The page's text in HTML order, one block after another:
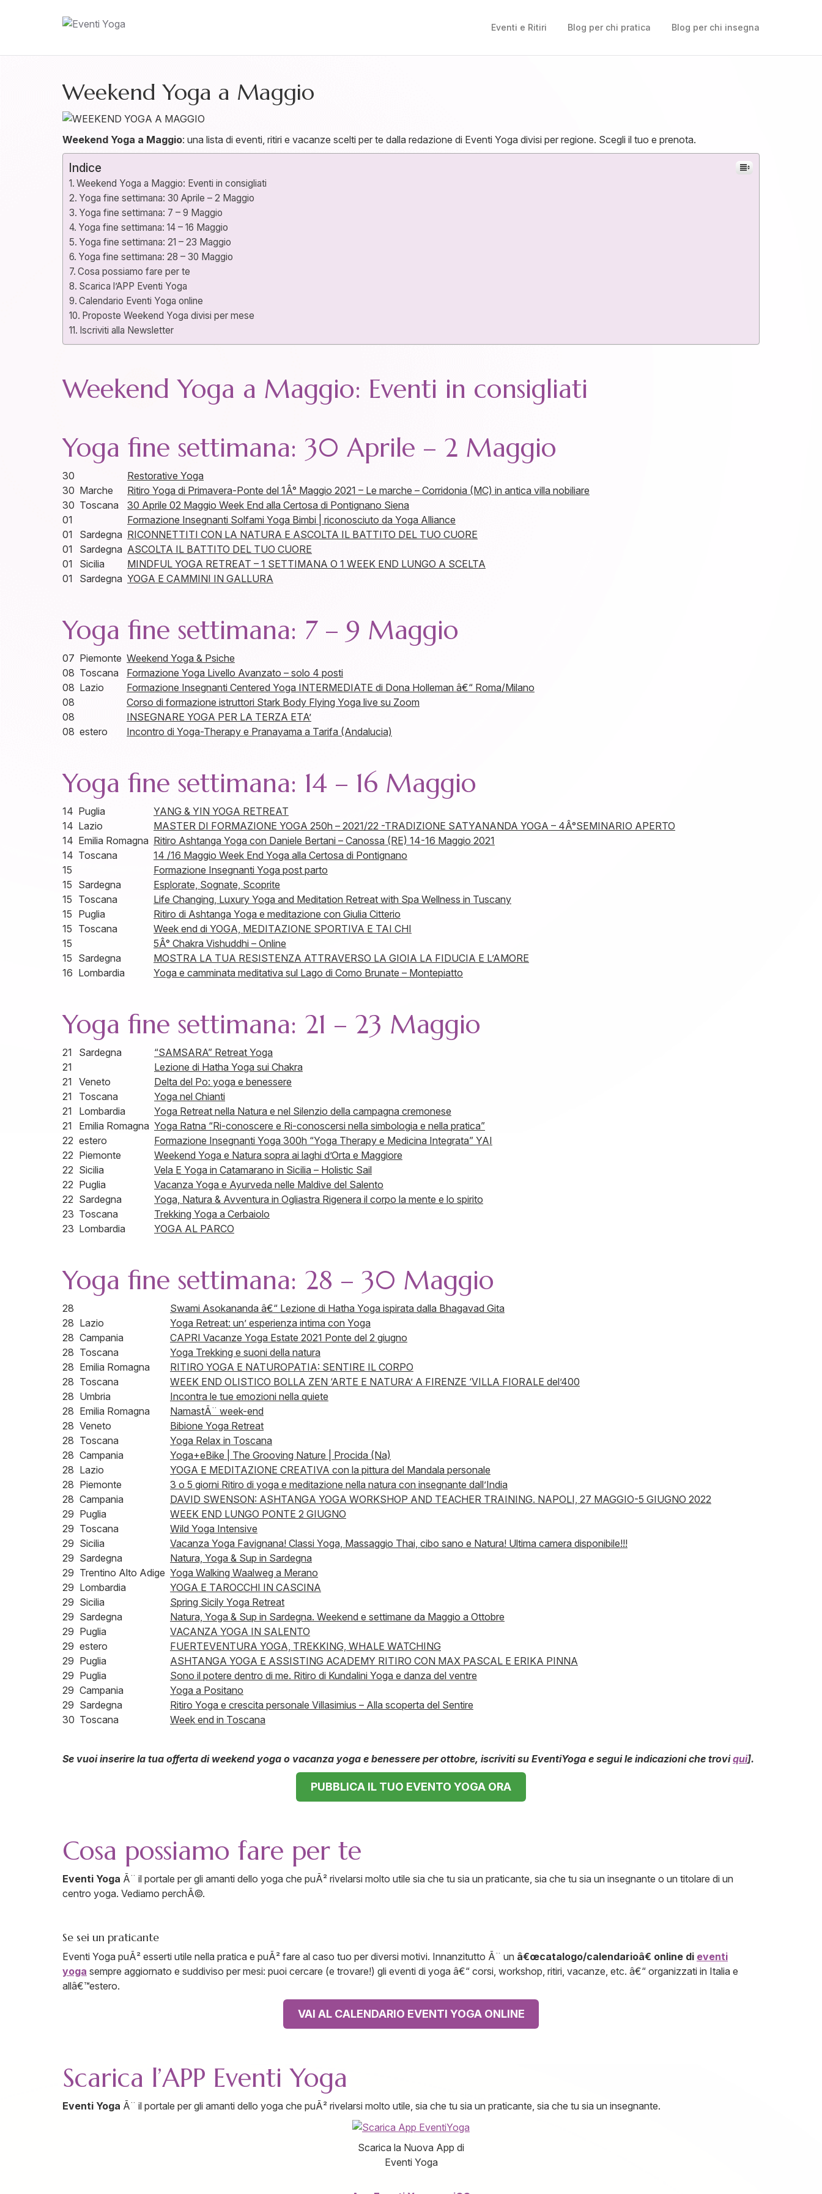
Eventi e Ritiri Blog per chi pratica Blog per chi insegna
Weekend Yoga a Maggio
Weekend Yoga a Maggio: una lista di eventi, ritiri e vacanze scelti per te dalla redazione di Eventi Yoga divisi per regione. Scegli il tuo e prenota.
Indice
Weekend Yoga a Maggio: Eventi in consigliati
Yoga fine settimana: 30 Aprile – 2 Maggio
Yoga fine settimana: 7 – 9 Maggio
Yoga fine settimana: 14 – 16 Maggio
Yoga fine settimana: 21 – 23 Maggio
Yoga fine settimana: 28 – 30 Maggio
Cosa possiamo fare per te
Scarica l’APP Eventi Yoga
Calendario Eventi Yoga online
Proposte Weekend Yoga divisi per mese
Iscriviti alla Newsletter
Weekend Yoga a Maggio: Eventi in consigliati
Yoga fine settimana: 30 Aprile – 2 Maggio
30
Restorative Yoga
30 Marche
Ritiro Yoga di Primavera-Ponte del 1Â° Maggio 2021 – Le marche – Corridonia (MC) in antica villa nobiliare
30 Toscana
30 Aprile 02 Maggio Week End alla Certosa di Pontignano Siena
01
Formazione Insegnanti Solfami Yoga Bimbi | riconosciuto da Yoga Alliance
01
Sardegna RICONNETTITI CON LA NATURA E ASCOLTA IL BATTITO DEL TUO CUORE
01
Sardegna ASCOLTA IL BATTITO DEL TUO CUORE
01
Sicilia
MINDFUL YOGA RETREAT – 1 SETTIMANA O 1 WEEK END LUNGO A SCELTA
01
Sardegna YOGA E CAMMINI IN GALLURA
Yoga fine settimana: 7 – 9 Maggio
07 Piemonte Weekend Yoga & Psiche
08 Toscana
Formazione Yoga Livello Avanzato – solo 4 posti
08 Lazio
Formazione Insegnanti Centered Yoga INTERMEDIATE di Dona Holleman â€“ Roma/Milano
08
Corso di formazione istruttori Stark Body Flying Yoga live su Zoom
08
INSEGNARE YOGA PER LA TERZA ETA’
08 estero Incontro di Yoga-Therapy e Pranayama a Tarifa (Andalucia)
Yoga fine settimana: 14 – 16 Maggio
14 Puglia
YANG & YIN YOGA RETREAT
14 Lazio
MASTER DI FORMAZIONE YOGA 250h – 2021/22 -TRADIZIONE SATYANANDA YOGA – 4Â°SEMINARIO APERTO
14 Emilia Romagna Ritiro Ashtanga Yoga con Daniele Bertani – Canossa (RE) 14-16 Maggio 2021
14 Toscana
14 /16 Maggio Week End Yoga alla Certosa di Pontignano
15
Formazione Insegnanti Yoga post parto
15 Sardegna
Esplorate, Sognate, Scoprite
15 Toscana
Life Changing, Luxury Yoga and Meditation Retreat with Spa Wellness in Tuscany
15 Puglia
Ritiro di Ashtanga Yoga e meditazione con Giulia Citterio
15 Toscana
Week end di YOGA, MEDITAZIONE SPORTIVA E TAI CHI
15
5Â° Chakra Vishuddhi – Online
15 Sardegna
MOSTRA LA TUA RESISTENZA ATTRAVERSO LA GIOIA LA FIDUCIA E L’AMORE
16 Lombardia Yoga e camminata meditativa sul Lago di Como Brunate – Montepiatto
Yoga fine settimana: 21 – 23 Maggio
21 Sardegna
“SAMSARA” Retreat Yoga
21
Lezione di Hatha Yoga sui Chakra
21 Veneto
Delta del Po: yoga e benessere
21
Toscana
Yoga nel Chianti
21
Lombardia
Yoga Retreat nella Natura e nel Silenzio della campagna cremonese
21
Emilia Romagna Yoga Ratna “Ri-conoscere e Ri-conoscersi nella simbologia e nella pratica”
22 estero
Formazione Insegnanti Yoga 300h “Yoga Therapy e Medicina Integrata” YAI
22 Piemonte
Weekend Yoga e Natura sopra ai laghi d’Orta e Maggiore
22 Sicilia
Vela E Yoga in Catamarano in Sicilia – Holistic Sail
22 Puglia
Vacanza Yoga e Ayurveda nelle Maldive del Salento
22 Sardegna
Yoga, Natura & Avventura in Ogliastra Rigenera il corpo la mente e lo spirito
23 Toscana
Trekking Yoga a Cerbaiolo
23 Lombardia YOGA AL PARCO
Yoga fine settimana: 28 – 30 Maggio
28
Swami Asokananda â€“ Lezione di Hatha Yoga ispirata dalla Bhagavad Gita
28 Lazio
Yoga Retreat: un’ esperienza intima con Yoga
28 Campania
CAPRI Vacanze Yoga Estate 2021 Ponte del 2 giugno
28 Toscana
Yoga Trekking e suoni della natura
28 Emilia Romagna
RITIRO YOGA E NATUROPATIA: SENTIRE IL CORPO
28 Toscana
WEEK END OLISTICO BOLLA ZEN ‘ARTE E NATURA’ A FIRENZE ‘VILLA FIORALE del’400
28 Umbria
Incontra le tue emozioni nella quiete
28 Emilia Romagna
NamastÃ¨ week-end
28 Veneto
Bibione Yoga Retreat
28 Toscana
Yoga Relax in Toscana
28 Campania
Yoga+eBike | The Grooving Nature | Procida (Na)
28 Lazio
YOGA E MEDITAZIONE CREATIVA con la pittura del Mandala personale
28 Piemonte
3 o 5 giorni Ritiro di yoga e meditazione nella natura con insegnante dall’India
28 Campania
DAVID SWENSON: ASHTANGA YOGA WORKSHOP AND TEACHER TRAINING. NAPOLI, 27 MAGGIO-5 GIUGNO 2022
29 Puglia
WEEK END LUNGO PONTE 2 GIUGNO
29 Toscana
Wild Yoga Intensive
29 Sicilia
Vacanza Yoga Favignana! Classi Yoga, Massaggio Thai, cibo sano e Natura! Ultima camera disponibile!!!
29 Sardegna
Natura, Yoga & Sup in Sardegna
29 Trentino Alto Adige Yoga Walking Waalweg a Merano
29 Lombardia
YOGA E TAROCCHI IN CASCINA
29 Sicilia
Spring Sicily Yoga Retreat
29 Sardegna
Natura, Yoga & Sup in Sardegna. Weekend e settimane da Maggio a Ottobre
29 Puglia
VACANZA YOGA IN SALENTO
29 estero
FUERTEVENTURA YOGA, TREKKING, WHALE WATCHING
29 Puglia
ASHTANGA YOGA E ASSISTING ACADEMY RITIRO CON MAX PASCAL E ERIKA PINNA
29 Puglia
Sono il potere dentro di me. Ritiro di Kundalini Yoga e danza del ventre
29 Campania
Yoga a Positano
29 Sardegna
Ritiro Yoga e crescita personale Villasimius – Alla scoperta del Sentire
30 Toscana Week end in Toscana
Se vuoi inserire la tua offerta di weekend yoga o vacanza yoga e benessere per ottobre, iscriviti su EventiYoga e segui le indicazioni che troviqui].
PUBBLICA IL TUO EVENTO YOGA ORA
Cosa possiamo fare per te
Eventi Yoga Ã¨ il portale per gli amanti dello yoga che puÃ² rivelarsi molto utile sia che tu sia un praticante, sia che tu sia un insegnante o un titolare di un
centro yoga. Vediamo perchÃ©.
Se sei un praticante
Eventi Yoga puÃ² esserti utile nella pratica e puÃ² fare al caso tuo per diversi motivi. Innanzitutto Ã¨ un â€œcatalogo/calendarioâ€ online di eventi
yoga sempre aggiornato e suddiviso per mesi: puoi cercare (e trovare!) gli eventi di yoga â€“ corsi, workshop, ritiri, vacanze, etc. â€“ organizzati in Italia e
allâ€™estero.
VAI AL CALENDARIO EVENTI YOGA ONLINE
Scarica l’APP Eventi Yoga
Eventi Yoga Ã¨ il portale per gli amanti dello yoga che puÃ² rivelarsi molto utile, sia che tu sia un praticante, sia che tu sia un insegnante.
Scarica la Nuova App di
Eventi Yoga